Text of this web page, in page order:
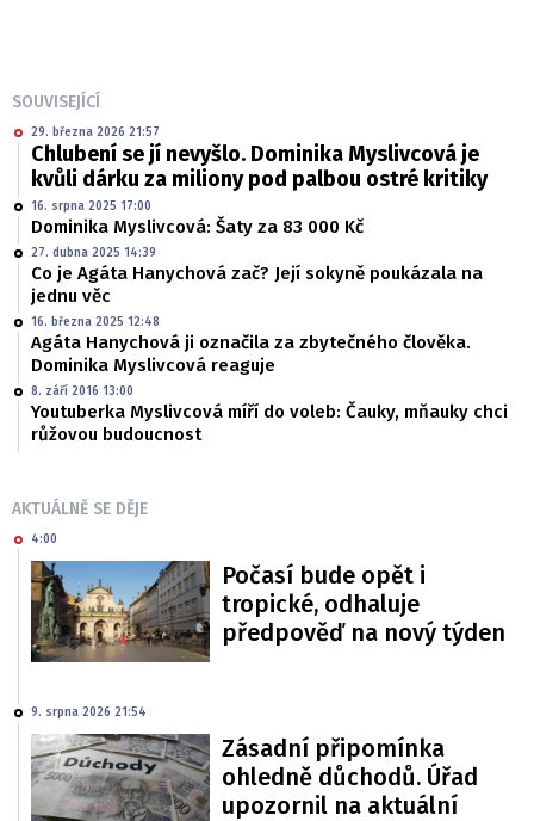
SOUVISEJÍCÍ
29. března 2026 21:57
Chlubení se jí nevyšlo. Dominika Myslivcová je
kvůli dárku za miliony pod palbou ostré kritiky
16. srpna 2025 17:00
Dominika Myslivcová: Šaty za 83 000 Kč
27. dubna 2025 14:39
Co je Agáta Hanychová zač? Její sokyně poukázala na
jednu věc
16. března 2025 12:48
Agáta Hanychová ji označila za zbytečného člověka.
Dominika Myslivcová reaguje
8. září 2016 13:00
Youtuberka Myslivcová míří do voleb: Čauky, mňauky chci
růžovou budoucnost
AKTUÁLNĚ SE DĚJE
4:00
Počasí bude opět i
tropické, odhaluje
předpověď na nový týden
9. srpna 2026 21:54
Zásadní připomínka
ohledně důchodů. Úřad
upozornil na aktuální